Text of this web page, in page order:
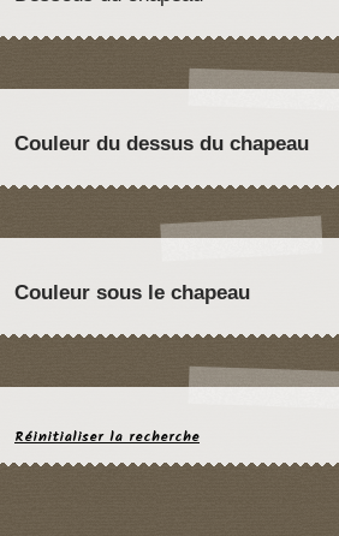
Couleur du dessus du chapeau
Couleur sous le chapeau
Réinitialiser la recherche